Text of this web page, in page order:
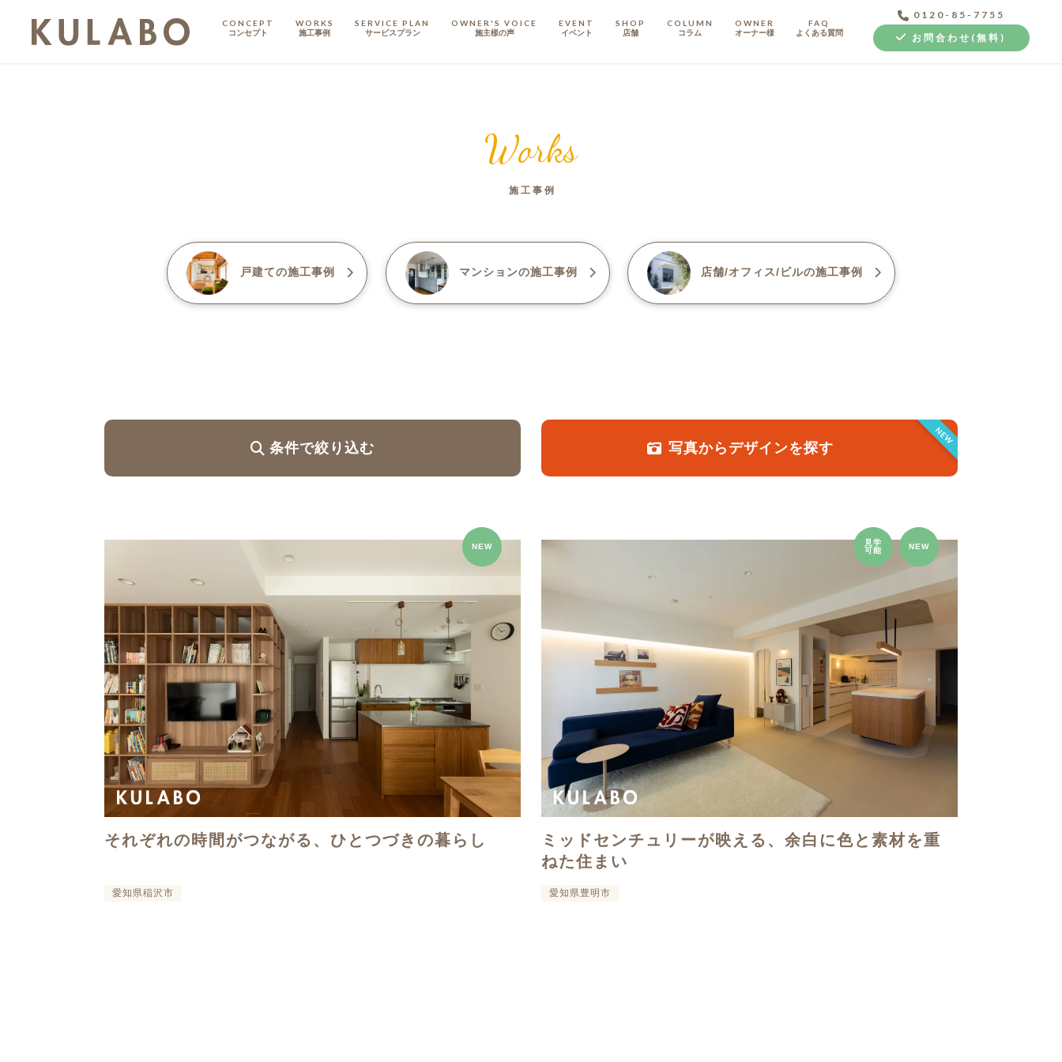
CONCEPT
コンセプト
WORKS
施工事例
SERVICE PLAN
サービスプラン
OWNER'S VOICE
施主樣の声
EVENT
イベント
SHOP
店舗
COLUMN
コラム
OWNER
オーナー様
FAQ
よくある質問
0120-85-7755
お問合わせ(無料)
Works
施工事例
戸建ての施工事例 マンションの施工事例 店舗/オフィス/ビルの施工事例
条件で絞り込む
NEW
写真からデザインを探す
NEW
それぞれの時間がつながる、ひとつづきの暮らし
愛知県稲沢市
見学
可能
NEW
ミッドセンチュリーが映える、余白に色と素材を重
ねた住まい
愛知県豊明市